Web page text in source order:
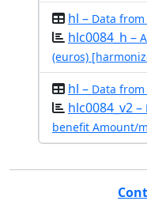
hl – Data
hlc0084_h –
(euros)
hl – Data
hlc0084_v2 –
benefit Amount/